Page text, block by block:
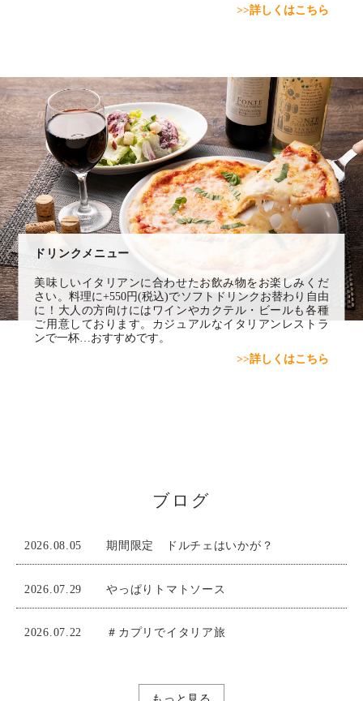
>>詳しくはこちら
ドリンクメニュー
美味しいイタリアンに合わせたお飲み物をお楽しみくだ
さい。料理に+550円(税込)でソフトドリンクお替わり自由
に！大人の方向けにはワインやカクテル・ビールも各種
ご用意しております。カジュアルなイタリアンレストラ
ンで一杯…おすすめです。
>>詳しくはこちら
ブログ
2026.08.05 期間限定 ドルチェはいかが？
2026.07.29 やっぱりトマトソース
2026.07.22 ＃カプリでイタリア旅